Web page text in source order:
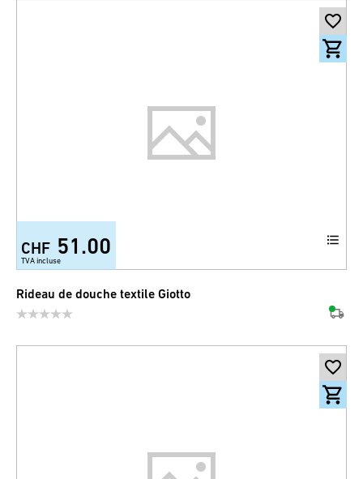
CHF 51.00
TVA incluse
Rideau de douche textile Giotto